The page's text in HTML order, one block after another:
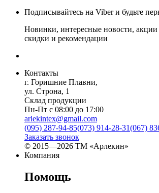
Подписывайтесь на Viber и будьте
Новинки, интересные новости,
скидки и рекомендации
Контакты
г. Горишние Плавни,
ул. Строна, 1
Склад продукции
Пн-Пт с 08:00 до 17:00
arlekintex@gmail.com
(095) 287-94-85(073) 914-28-31(067)
Заказать звонок
© 2015—2026 ТМ «Арлекин»
Компания
Помощь